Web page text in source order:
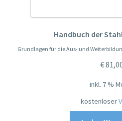
Handbuch der
Grundlagen für die Aus- und
€
inkl. 7 %
kostenloser